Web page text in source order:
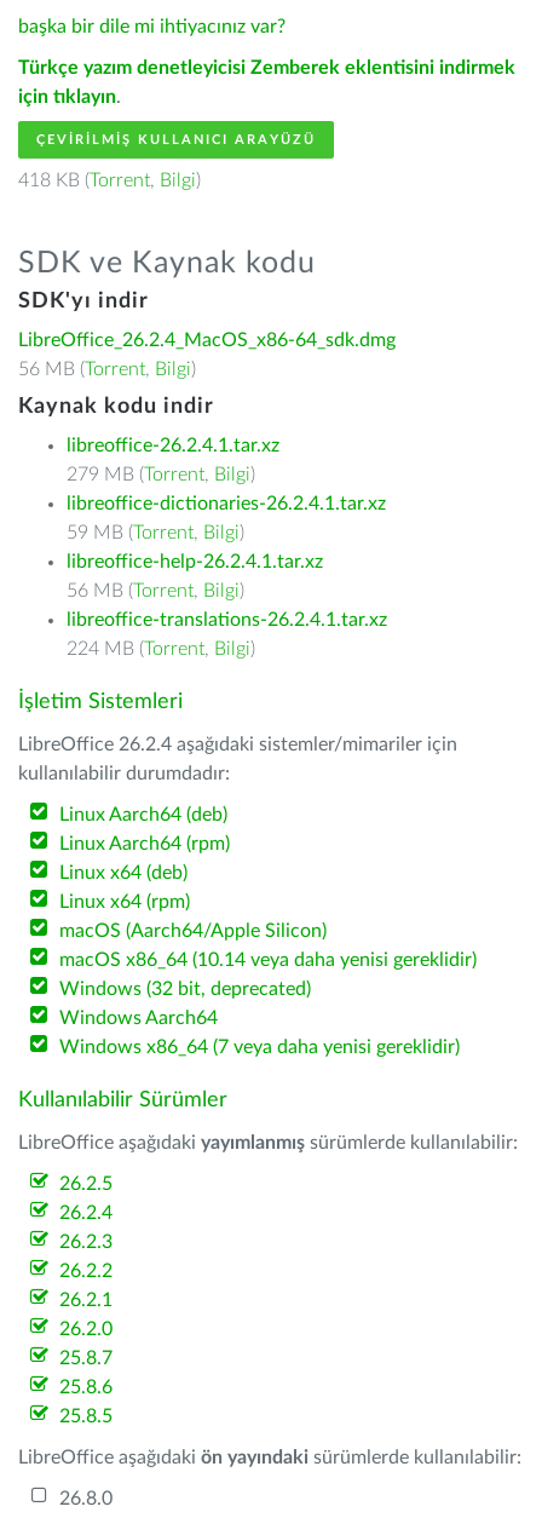
başka bir dile mi ihtiyacınız var?
Türkçe yazım denetleyicisi Zemberek eklentisini indirmek
için tıklayın.
ÇEVIRILMIŞ KULLANICI ARAYÜZÜ
418 KB (Torrent, Bilgi)
SDK ve Kaynak kodu
SDK'yı indir
LibreOffice_26.2.4_MacOS_x86-64_sdk.dmg
56 MB (Torrent, Bilgi)
Kaynak kodu indir
libreoffice-26.2.4.1.tar.xz
279 MB (Torrent, Bilgi)
libreoffice-dictionaries-26.2.4.1.tar.xz
59 MB (Torrent, Bilgi)
libreoffice-help-26.2.4.1.tar.xz
56 MB (Torrent, Bilgi)
libreoffice-translations-26.2.4.1.tar.xz
224 MB (Torrent, Bilgi)
İşletim Sistemleri
LibreOffice 26.2.4 aşağıdaki sistemler/mimariler için
kullanılabilir durumdadır:
Linux Aarch64 (deb)
Linux Aarch64 (rpm)
Linux x64 (deb)
Linux x64 (rpm)
macOS (Aarch64/Apple Silicon)
macOS x86_64 (10.14 veya daha yenisi gereklidir)
Windows (32 bit, deprecated)
Windows Aarch64
Windows x86_64 (7 veya daha yenisi gereklidir)
Kullanılabilir Sürümler
LibreOffice aşağıdaki yayımlanmış sürümlerde kullanılabilir:
26.2.5
26.2.4
26.2.3
26.2.2
26.2.1
26.2.0
25.8.7
25.8.6
25.8.5
LibreOffice aşağıdaki ön yayındaki sürümlerde kullanılabilir:
26.8.0